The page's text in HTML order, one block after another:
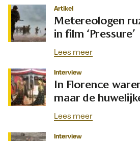
Artikel
Metereologen
in film ‘Pressure’
Lees meer
Interview
In Florence
maar de
Lees meer
Interview